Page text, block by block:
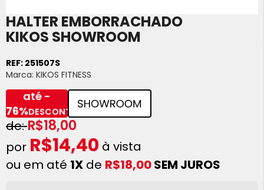
HALTER EMBORRACHADO
KIKOS SHOWROOM
REF: 251507S
Marca: KIKOS FITNESS
R$18,00
até -
76%DESCONTO
R$14,40 à vista
ou em até 1X de R$18,00SEM JUROS
Saltar
para
o
da
Galeria
de
imagens